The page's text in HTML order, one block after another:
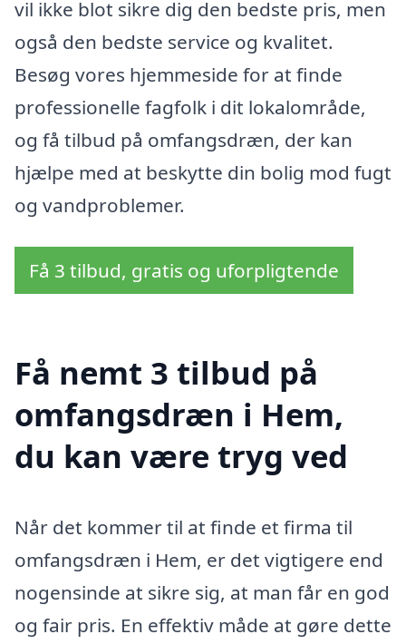
vil ikke blot sikre dig den bedste pris, men
også den bedste service og kvalitet.
Besøg vores hjemmeside for at finde
professionelle fagfolk i dit lokalområde,
og få tilbud på omfangsdræn, der kan
hjælpe med at beskytte din bolig mod fugt
og vandproblemer.
Få 3 tilbud, gratis og uforpligtende
Få nemt 3 tilbud på
omfangsdræn i Hem,
du kan være tryg ved
Når det kommer til at finde et firma til
omfangsdræn i Hem, er det vigtigere end
nogensinde at sikre sig, at man får en god
og fair pris. En effektiv måde at gøre dette